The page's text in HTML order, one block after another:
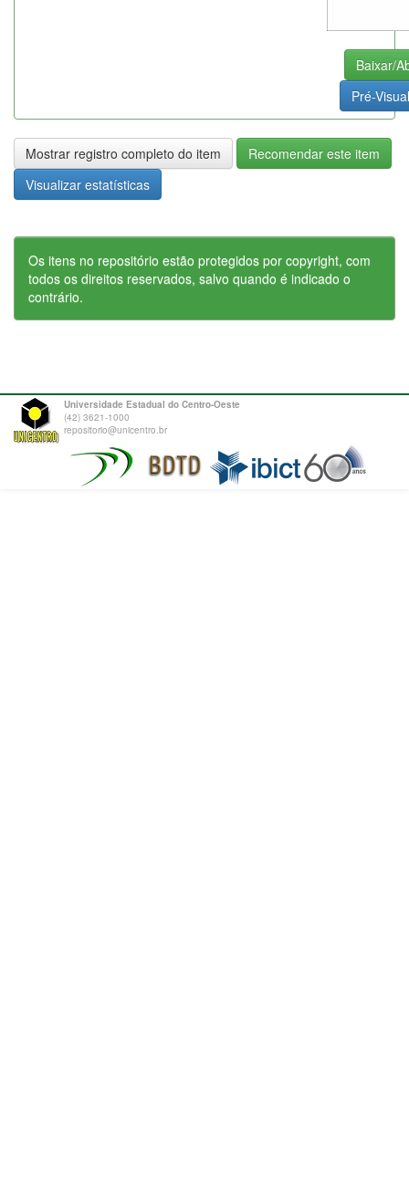
Baixar/
Pré-
Mostrar registro completo do item
Recomendar este item
Visualizar estatísticas
Os itens no repositório estão protegidos por copyright, com
todos os direitos reservados, salvo quando é indicado o
contrário.
Universidade Estadual do Centro-Oeste
(42) 3621-1000
repositorio@unicentro.br